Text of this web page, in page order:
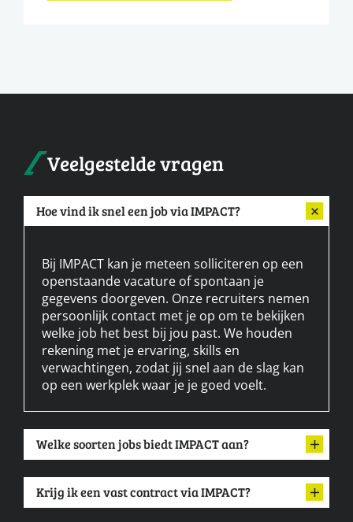
Veelgestelde vragen
Hoe vind ik snel een job via IMPACT?
Bij IMPACT kan je meteen solliciteren op een
openstaande vacature of spontaan je
gegevens doorgeven. Onze recruiters nemen
persoonlijk contact met je op om te bekijken
welke job het best bij jou past. We houden
rekening met je ervaring, skills en
verwachtingen, zodat jij snel aan de slag kan
op een werkplek waar je je goed voelt.
Welke soorten jobs biedt IMPACT aan?
Krijg ik een vast contract via IMPACT?